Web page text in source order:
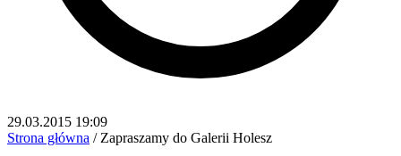
29.03.2015 19:09
Strona główna / Zapraszamy do Galerii Holesz